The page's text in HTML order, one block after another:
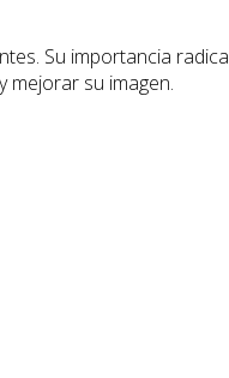
Su importancia
mejorar su imagen.